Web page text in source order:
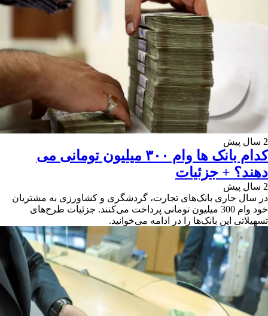
2 سال پیش
کدام بانک ها وام ۳۰۰ میلیون تومانی می
دهند؟ + جزئیات
2 سال پیش
در سال جاری بانک‌های تجارت، گردشگری و کشاورزی به مشتریان
خود وام 300 میلیون تومانی پرداخت می‌کنند. جزئیات طرح‌های
تسهیلاتی این بانک‌ها را در ادامه می‌خوانید.